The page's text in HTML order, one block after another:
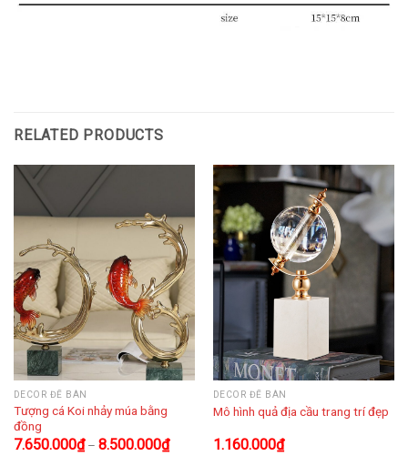
RELATED PRODUCTS
DECOR ĐỂ BÀN
Tượng cá Koi nhảy múa bằng
đồng
7.650.000₫– 8.500.000₫
DECOR ĐỂ BÀN
Mô hình quả địa cầu trang trí đẹp
1.160.000₫